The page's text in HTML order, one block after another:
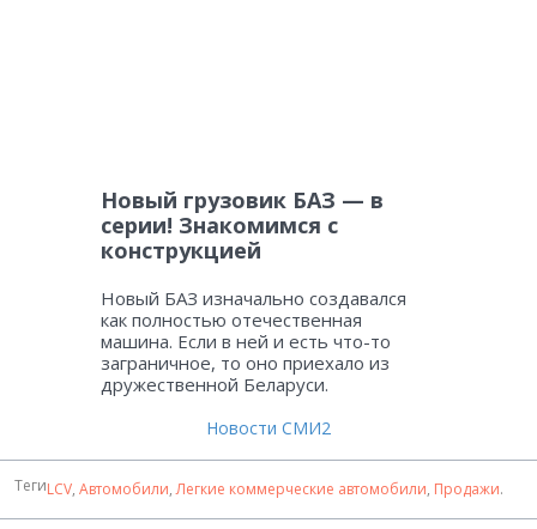
Новый грузовик БАЗ — в
серии! Знакомимся с
конструкцией
Новый БАЗ изначально создавался
как полностью отечественная
машина. Если в ней и есть что-то
заграничное, то оно приехало из
дружественной Беларуси.
Новости СМИ2
ТегиLCV, Автомобили,Легкие коммерческие автомобили, Продажи.